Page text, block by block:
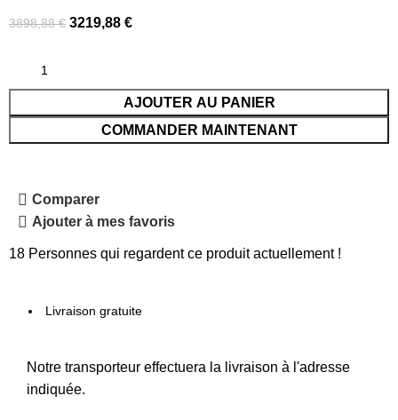
3898,88€ 3219,88€
AJOUTER AU PANIER
COMMANDER MAINTENANT
Comparer
Ajouter à mes favoris
18 Personnes qui regardent ce produit actuellement !
Livraison gratuite
Notre transporteur effectuera la livraison à l'adresse
indiquée.